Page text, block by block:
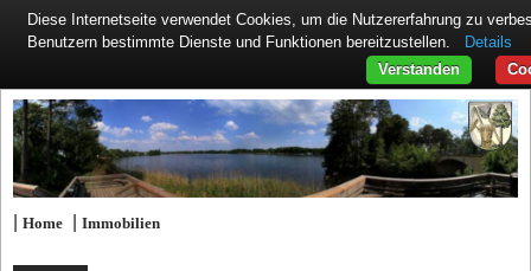
|Home |Immobilien
Diese Internetseite verwendet Cookies, um die Nutzererfahrung zu
Benutzern bestimmte Dienste und Funktionen bereitzustellen.
Details
Verstanden